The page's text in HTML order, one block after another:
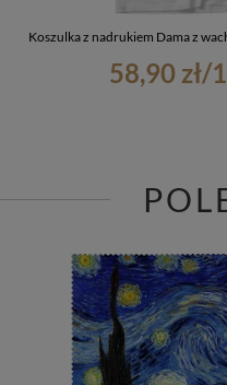
Koszulka z nadrukiem Dama z
58,90 zł/1